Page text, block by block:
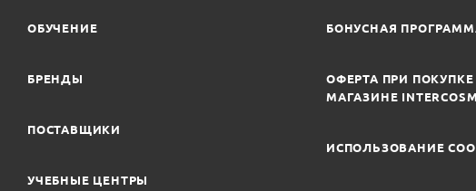
ОБУЧЕНИЕ
БРЕНДЫ
ПОСТАВЩИКИ
УЧЕБНЫЕ ЦЕНТРЫ
БОНУСНАЯ
ОФЕРТА ПРИ ПОКУПКЕ
МАГАЗИНЕ
ИСПОЛЬЗОВАНИЕ